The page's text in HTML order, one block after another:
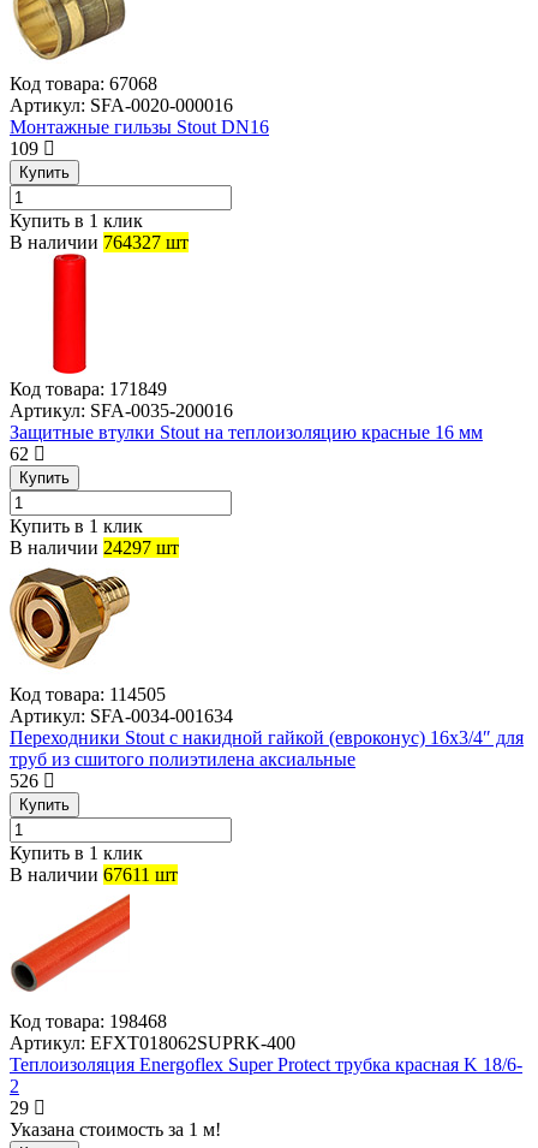
Код товара: 67068
Артикул: SFA-0020-000016
Монтажные гильзы Stout DN16
109
Купить
Купить в 1 клик
В наличии 764327 шт
Код товара: 171849
Артикул: SFA-0035-200016
Защитные втулки Stout на теплоизоляцию красные 16 мм
62
Купить
Купить в 1 клик
В наличии 24297 шт
Код товара: 114505
Артикул: SFA-0034-001634
Переходники Stout с накидной гайкой (евроконус) 16x3/4″ для
труб из сшитого полиэтилена аксиальные
526
Купить
Купить в 1 клик
В наличии 67611 шт
Код товара: 198468
Артикул: EFXT018062SUPRK-400
Теплоизоляция Energoflex Super Protect трубка красная K 18/6-
2
29
Указана стоимость за 1 м!